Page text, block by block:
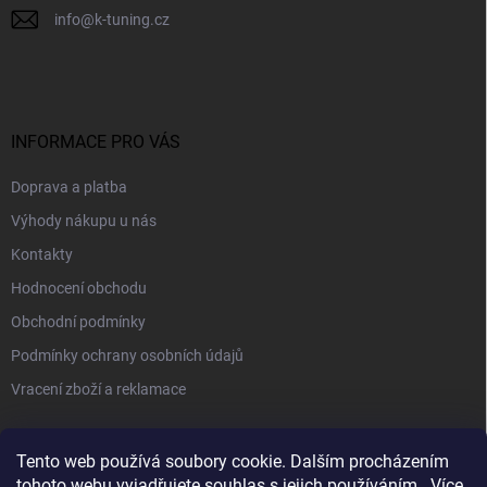
Tento web používá soubory cookie. Dalším procházením
info@k-tuning.cz
INFORMACE PRO VÁS
Doprava a platba
Výhody nákupu u nás
Kontakty
Hodnocení obchodu
Obchodní podmínky
Podmínky ochrany osobních údajů
Vracení zboží a reklamace
PŘIJÍMÁME ONLINE PLATBY